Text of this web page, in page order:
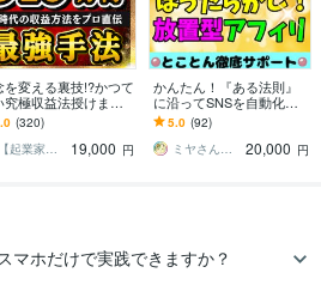
を変える裏技!?かつて
究極収益法授けます
ないと後悔する副
全版手法✨遠回りした
あなたへ
(320)
【起業家キヨマロ】プロが教える副業
19,000 円
かんたん！『ある法則』
に沿ってSNSを自動化し
ます 【アフィリ自動化】
深掘り⇨設定⇨放置！顔バ
レ＆名前バレ無し！
5.0 (92)
ミヤさん【ネットで月収450万円達成】
20,000 円
マホだけで実践できますか？